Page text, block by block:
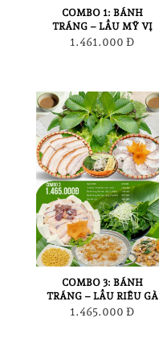
COMBO 1: BÁNH
TRÁNG – LẨU MỸ VỊ
1.461.000 Đ
COMBO 3: BÁNH
TRÁNG – LẨU RIÊU GÀ
1.465.000 Đ